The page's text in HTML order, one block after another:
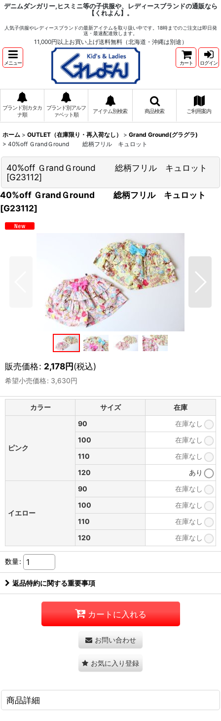
デニムダンガリー,ヒスミニ等の子供服や、レディースブランドの通販なら
【くれよん】。
人気子供服やレディースブランドの最新アイテムを取り扱い中です。18時までのご注文は即日発
送・最速配達致します。
11,000円以上お買い上げ送料無料（北海道・沖縄は別途）
メニュー カート ログイン
ブランド別カタカ
ナ順
ブランド別アルフ
ァベット順
アイテム別検索 商品検索 ご利用案内
ホーム > OUTLET（在庫限り・再入荷なし） > Grand Ground(グラグラ)
> 40%off ＧrandＧround 総柄フリル キュロット
40%off ＧrandＧround 総柄フリル キュロット
[G23112]
40%off ＧrandＧround 総柄フリル キュロット
[G23112]
販売価格: 2,178円(税込)
希望小売価格: 3,630円
カラー サイズ 在庫
ピンク
90
在庫なし
100
在庫なし
110
在庫なし
120
あり
イエロー
90
在庫なし
100
在庫なし
110
在庫なし
120
在庫なし
数量:
返品特約に関する重要事項
カートに入れる
お問い合わせ
お気に入り登録
商品詳細